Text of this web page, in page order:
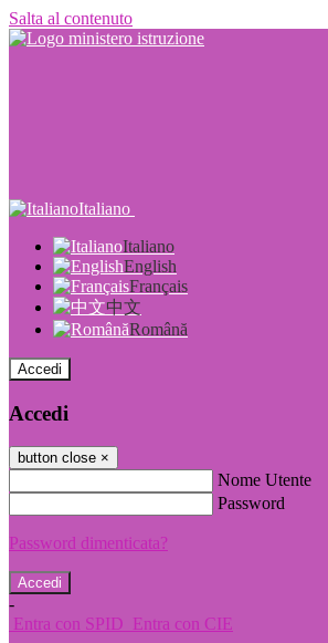
Salta al contenuto
Italiano
Italiano
English
Français
中文
Română
Accedi
Accedi
button close ×
Nome Utente
Password
Password dimenticata?
-
Entra con SPID Entra con CIE